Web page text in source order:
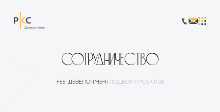
СОТРУДНИЧЕСТВО
FEE-ДЕВЕЛОПМЕНТПОДБОР ПРОЕКТОВ